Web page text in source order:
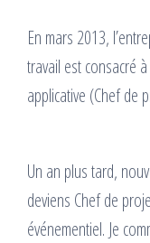
En mars 2013,
travail est consacré
applicative (Chef de
Un an plus tard,
deviens Chef de
événementiel. Je